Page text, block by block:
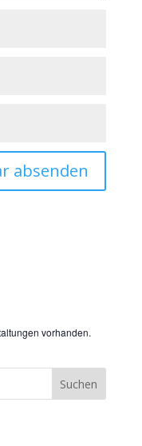
vorhanden.